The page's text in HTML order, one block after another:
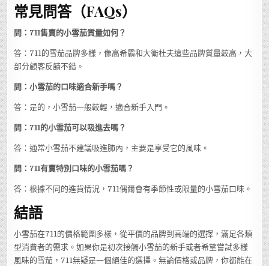
常見問答（FAQs）
問：711售賣的小雪茄質量如何？
答：711的雪茄品牌多樣，像高希霸和大衛杜夫這些品牌質量較高，大
部分顧客反饋不錯。
問：小雪茄的口味適合新手嗎？
答：是的，小雪茄一般較輕，適合新手入門。
問：711的小雪茄可以吸進去嗎？
答：通常小雪茄不建議吸進肺內，主要是享受它的風味。
問：711有賣特別口味的小雪茄嗎？
答：根據不同的進貨情況，711偶爾會有季節性或限量的小雪茄口味。
結語
小雪茄在711的價格範圍多樣，從平價的品牌到高端的選擇，滿足各類
型消費者的需求。如果你是初次接觸小雪茄的新手或者希望嘗試多樣
風味的雪茄，711無疑是一個絕佳的選擇。無論價格或品牌，你都能在